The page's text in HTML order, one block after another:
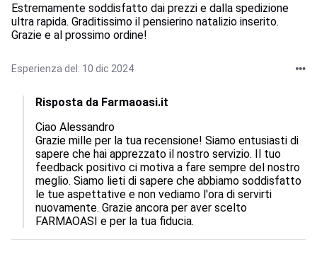
Estremamente soddisfatto dai prezzi e dalla spedizione
ultra rapida. Graditissimo il pensierino natalizio inserito.
Grazie e al prossimo ordine!
Esperienza del: 10 dic 2024
Risposta da Farmaoasi.it
Ciao Alessandro
Grazie mille per la tua recensione! Siamo entusiasti di
sapere che hai apprezzato il nostro servizio. Il tuo
feedback positivo ci motiva a fare sempre del nostro
meglio. Siamo lieti di sapere che abbiamo soddisfatto
le tue aspettative e non vediamo l'ora di servirti
nuovamente. Grazie ancora per aver scelto
FARMAOASI e per la tua fiducia.